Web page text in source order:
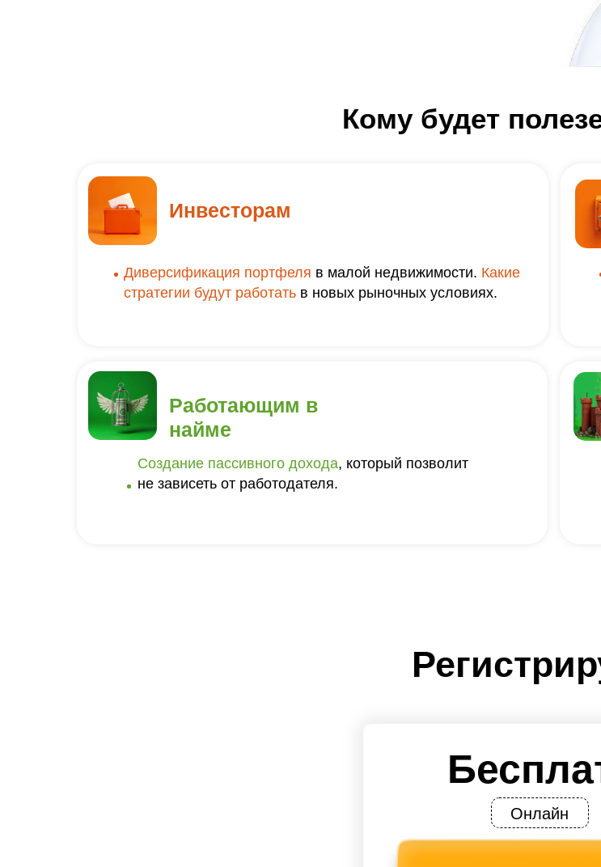
Работающим в
найме
Инвесторам
Диверсификация портфеля в малой недвижимости. Какие
стратегии будут работать в новых рыночных условиях.
Создание пассивного дохода, который позволит
не зависеть от работодателя.
Кому будет
Онлайн